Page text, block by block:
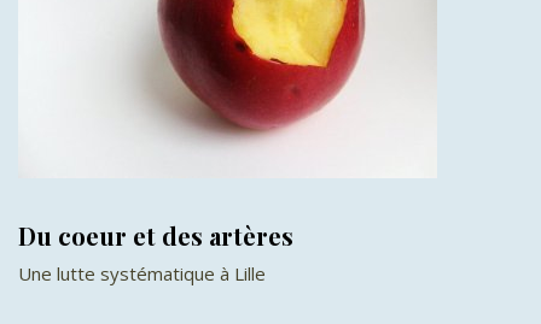
Du coeur et des artères
Une lutte systématique à Lille